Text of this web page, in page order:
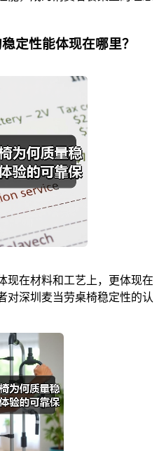
定性能体现在哪里？
现在材料和工艺上，更体现在
对深圳麦当劳桌椅稳定性的认